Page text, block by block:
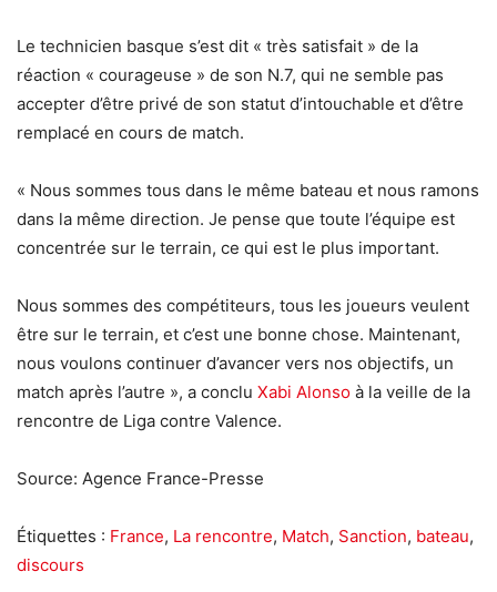
Le technicien basque s’est dit « très satisfait » de la
réaction « courageuse » de son N.7, qui ne semble pas
accepter d’être privé de son statut d’intouchable et d’être
remplacé en cours de match.
« Nous sommes tous dans le même bateau et nous ramons
dans la même direction. Je pense que toute l’équipe est
concentrée sur le terrain, ce qui est le plus important.
Nous sommes des compétiteurs, tous les joueurs veulent
être sur le terrain, et c’est une bonne chose. Maintenant,
nous voulons continuer d’avancer vers nos objectifs, un
match après l’autre », a conclu Xabi Alonso à la veille de la
rencontre de Liga contre Valence.
Source: Agence France-Presse
Étiquettes : France, La rencontre, Match, Sanction, bateau,
discours